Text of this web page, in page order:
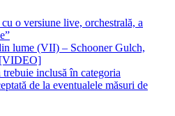
o versiune live, orchestrală, a
lume (VII) – Schooner Gulch,
inclusă în categoria
de la eventualele măsuri de